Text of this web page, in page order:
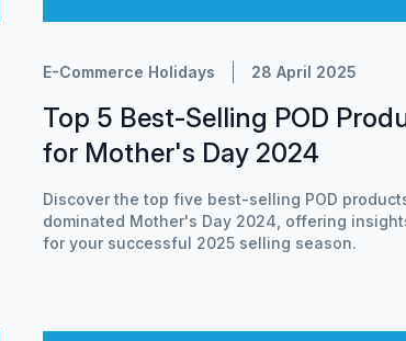
E-Commerce Holidays 28 April 2025
Top 5 Best-Selling POD
for Mother's Day 2024
Discover the top five best-selling POD
dominated Mother's Day 2024, offering
for your successful 2025 selling season.